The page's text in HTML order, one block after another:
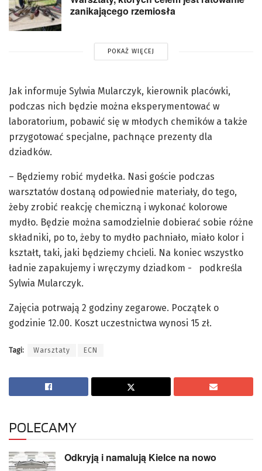
zanikającego rzemiosła
POKAŻ WIĘCEJ
Jak informuje Sylwia Mularczyk, kierownik placówki,
podczas nich będzie można eksperymentować w
laboratorium, pobawić się w młodych chemików a także
przygotować specjalne, pachnące prezenty dla
dziadków.
– Będziemy robić mydełka. Nasi goście podczas
warsztatów dostaną odpowiednie materiały, do tego,
żeby zrobić reakcję chemiczną i wykonać kolorowe
mydło. Będzie można samodzielnie dobierać sobie różne
składniki, po to, żeby to mydło pachniało, miało kolor i
kształt, taki, jaki będziemy chcieli. Na koniec wszystko
ładnie zapakujemy i wręczymy dziadkom - podkreśla
Sylwia Mularczyk.
Zajęcia potrwają 2 godziny zegarowe. Początek o
godzinie 12.00. Koszt uczestnictwa wynosi 15 zł.
Tagi: Warsztaty ECN
POLECAMY
Odkryją i namalują Kielce na nowo